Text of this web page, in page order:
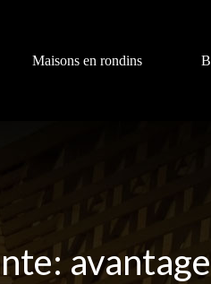
Maisons en rondins